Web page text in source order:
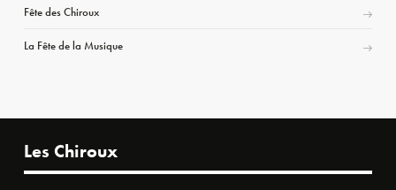
Fête des Chiroux
La Fête de la Musique
Les Chiroux